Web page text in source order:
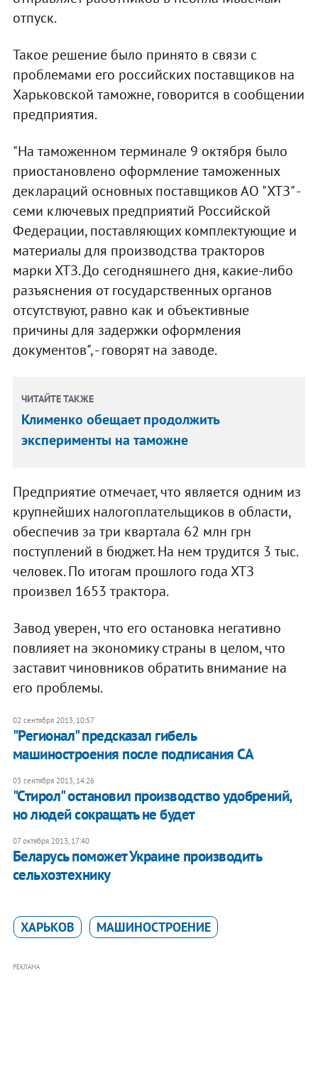
отпуск.
Такое решение было принято в связи с
проблемами его российских поставщиков на
Харьковской таможне, говорится в сообщении
предприятия.
"На таможенном терминале 9 октября было
приостановлено оформление таможенных
деклараций основных поставщиков АО "ХТЗ" -
семи ключевых предприятий Российской
Федерации, поставляющих комплектующие и
материалы для производства тракторов
марки ХТЗ. До сегодняшнего дня, какие-либо
разъяснения от государственных органов
отсутствуют, равно как и объективные
причины для задержки оформления
документов", - говорят на заводе.
ЧИТАЙТЕ ТАКЖЕ
Клименко обещает продолжить
эксперименты на таможне
Предприятие отмечает, что является одним из
крупнейших налогоплательщиков в области,
обеспечив за три квартала 62 млн грн
поступлений в бюджет. На нем трудится 3 тыс.
человек. По итогам прошлого года ХТЗ
произвел 1653 трактора.
Завод уверен, что его остановка негативно
повлияет на экономику страны в целом, что
заставит чиновников обратить внимание на
его проблемы.
02 сентября 2013, 10:57
"Регионал" предсказал гибель
машиностроения после подписания СА
03 сентября 2013, 14:26
"Стирол" остановил производство удобрений,
но людей сокращать не будет
07 октября 2013, 17:40
Беларусь поможет Украине производить
сельхозтехнику
ХАРЬКОВ МАШИНОСТРОЕНИЕ
РЕКЛАМА